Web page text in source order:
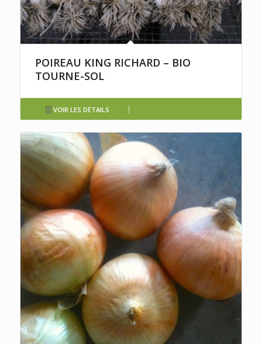
POIREAU KING RICHARD – BIO
TOURNE-SOL
VOIR LES DÉTAILS